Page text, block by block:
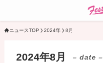
ニュースTOP 2024年 8月
2024年8月 – date –